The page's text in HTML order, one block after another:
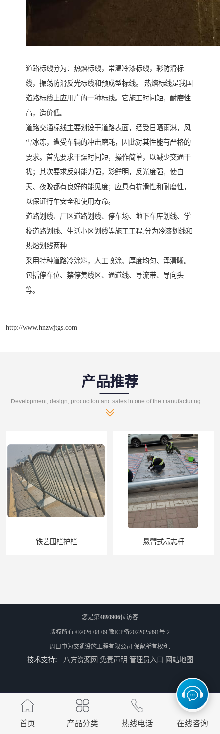
道路标线分为：热熔标线，常温冷漆标线，彩防滑标
线，振荡防滑反光标线和预成型标线。 热熔标线是我国
道路标线上应用广的一种标线。它施工时间短，耐磨性
高，造价低。
道路交通标线主要划设于道路表面，经受日晒雨淋，风
雪冰冻，遭受车辆的冲击磨耗，因此对其性能有严格的
要求。首先要求干燥时间短，操作简单，以减少交通干
扰；其次要求反射能力强，彩鲜明，反光度强，使白
天、夜晚都有良好的能见度；应具有抗滑性和耐磨性，
以保证行车安全和使用寿命。
道路划线、厂区道路划线、停车场、地下车库划线、学
校道路划线、生活小区划线等施工工程,分为冷漆划线和
热熔划线两种.
采用特种道路冷涂料，人工喷涂、厚度均匀、泽清晰。
包括停车位、禁停黄线区、通道线、导流带、导向头
等。
http://www.hnzwjtgs.com
产品推荐
您是第4893906位访客
版权所有 ©2026-08-09 豫ICP备2022025891号-2
周口中为交通设施工程有限公司 保留所有权利.
技术支持： 八方资源网 免责声明 管理员入口 网站地图
首页 产品分类 热线电话 在线咨询